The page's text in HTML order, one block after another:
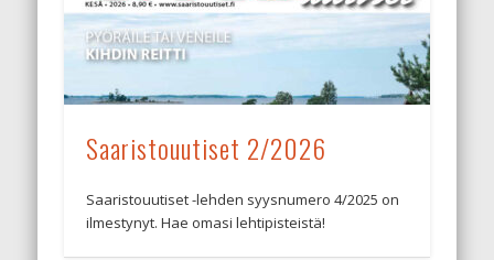
Saaristouutiset 2/2026
Saaristouutiset -lehden syysnumero 4/2025 on
ilmestynyt. Hae omasi lehtipisteistä!